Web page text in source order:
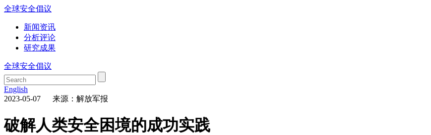
全球安全倡议
新闻资讯
分析评论
研究成果
全球安全倡议
English
2023-05-07 来源：解放军报
破解人类安全困境的成功实践